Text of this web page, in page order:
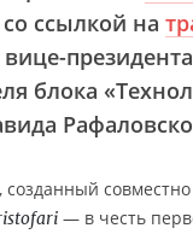
ссылкой на
президента
блока
— в честь